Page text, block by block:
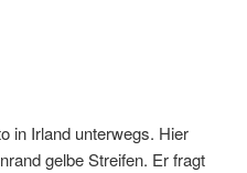
in Irland unterwegs. Hier
gelbe Streifen. Er fragt